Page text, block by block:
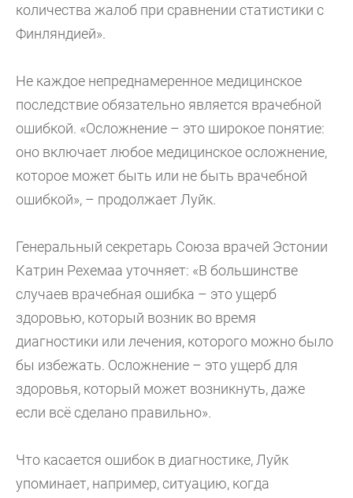
количества жалоб при сравнении статистики с
Финляндией».
Не каждое непреднамеренное медицинское
последствие обязательно является врачебной
ошибкой. «Осложнение – это широкое понятие:
оно включает любое медицинское осложнение,
которое может быть или не быть врачебной
ошибкой», – продолжает Луйк.
Генеральный секретарь Союза врачей Эстонии
Катрин Рехемаа уточняет: «В большинстве
случаев врачебная ошибка – это ущерб
здоровью, который возник во время
диагностики или лечения, которого можно было
бы избежать. Осложнение – это ущерб для
здоровья, который может возникнуть, даже
если всё сделано правильно».
Что касается ошибок в диагностике, Луйк
упоминает, например, ситуацию, когда